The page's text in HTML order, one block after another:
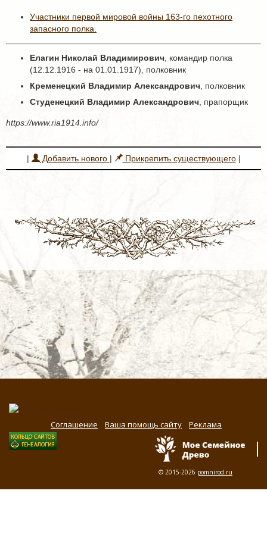
Участники первой мировой войны 163-го пехотного
запасного полка.
Елагин Николай Владимирович , командир полка
(12.12.1916 - на 01.01.1917), полковник
Кременецкий Владимир Александрович , полковник
Студенецкий Владимир Александрович , прапорщик
https://www.ria1914.info/
| Добавить нового | Прикрепить существующего|
Соглашение Ваша помощь сайту Реклама
© 2015-2026 pomnirod.ru